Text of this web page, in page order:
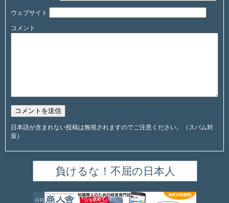
ウェブサイト
コメント
日本語が含まれない投稿は無視されますのでご注意ください。（スパム対
策）
負けるな！不屈の日本人